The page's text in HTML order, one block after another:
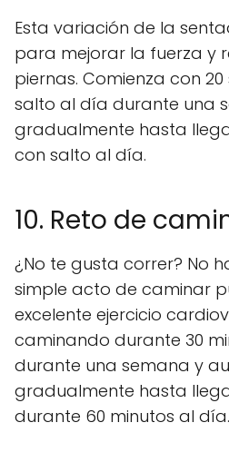
Esta variación de la
para mejorar la fuerza y
piernas. Comienza con
salto al día durante una
gradualmente hasta
con salto al día.
10. Reto de
¿No te gusta correr? No
simple acto de caminar
excelente ejercicio
caminando durante 30
durante una semana y
gradualmente hasta
durante 60 minutos al día.